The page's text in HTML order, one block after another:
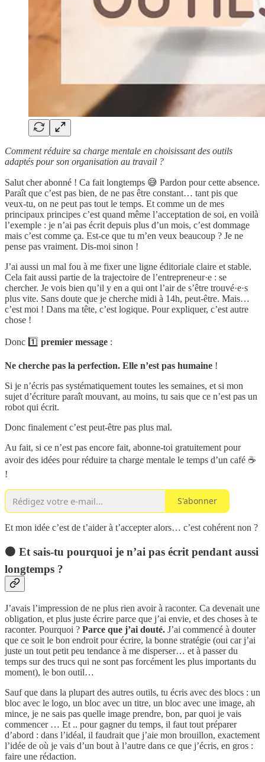
Comment réduire sa charge mentale en choisissant des outils
adaptés pour son organisation au travail ?
Salut cher abonné ! Ca fait longtemps 😅 Pardon pour cette absence.
Paraît que c’est pas bien, de ne pas être constant… tant pis que
veux-tu, on ne peut pas tout le temps. Et comme un de mes
principaux principes c’est quand même l’acceptation de soi, en voilà
l’exemple : je n’ai pas écrit depuis plus d’un mois, c’est dommage
mais c’est comme ça. Est-ce que tu m’en veux beaucoup ? Je ne
pense pas vraiment. Dis-moi sinon !
J’ai aussi un mal fou à me fixer une ligne éditoriale claire et stable.
Cela fait aussi partie de la trajectoire de l’entrepreneur·e : se
chercher. Je vois bien qu’il y en a qui ont l’air de s’être trouvé·e·s
plus vite. Sans doute que je cherche midi à 14h, peut-être. Mais…
c’est moi ! Dans ma tête, c’est logique. Pour expliquer, c’est autre
chose !
Donc 1️⃣ premier message :
Ne cherche pas la perfection. Elle n’est pas humaine !
Si je n’écris pas systématiquement toutes les semaines, et si mon
sujet d’écriture paraît mouvant, au moins, tu sais que ce n’est pas un
robot qui écrit.
Donc finalement c’est peut-être pas plus mal.
Au fait, si ce n’est pas encore fait, abonne-toi gratuitement pour
avoir des idées pour réduire ta charge mentale le temps d’un café ☕️
!
S'abonner
Et mon idée c’est de t’aider à t’accepter alors… c’est cohérent non ?
🟠 Etsais-tu pourquoi je n’ai pas écrit pendant aussi
longtemps ?
J’avais l’impression de ne plus rien avoir à raconter. Ca devenait une
obligation, et plus juste écrire parce que j’ai envie, et des choses à te
raconter. Pourquoi ? Parce que j’ai douté. J’ai commencé à douter
que ce soit le bon endroit pour écrire, la bonne stratégie (oui car j’ai
juste un tout petit peu tendance à me disperser… et à passer du
temps sur des trucs qui ne sont pas forcément les plus importants du
moment), le bon outil…
Sauf que dans la plupart des autres outils, tu écris avec des blocs : un
bloc avec le logo, un bloc avec un titre, un bloc avec une image, ah
mince, je ne sais pas quelle image prendre, bon, par quoi je vais
commencer … Et .. pour gagner du temps, il faut tout préparer
d’abord : dans l’idéal, il faudrait que j’aie mon brouillon, exactement
l’idée de où je vais d’un bout à l’autre dans ce que j’écris, en gros :
faire une rédaction.